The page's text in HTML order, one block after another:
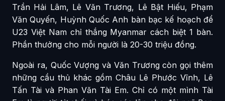
Trần Hải Lâm, Lê Văn Trương, Lê Bật Hiếu, Phạm
Văn Quyến, Huỳnh Quốc Anh bàn bạc kế hoạch để
U23 Việt Nam chỉ thắng Myanmar cách biệt 1 bàn.
Phần thưởng cho mỗi người là 20-30 triệu đồng.
Ngoài ra, Quốc Vượng và Văn Trương còn gọi thêm
những cầu thủ khác gồm Châu Lê Phước Vĩnh, Lê
Tấn Tài và Phan Văn Tài Em. Chỉ có một mình Tài